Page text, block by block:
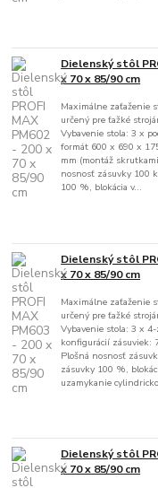
Dielenský stôl
x 70 x 85/90 cm
Maximálne zaťaženie
určený pre ťažké
Vybavenie stola: 3 x
formát 600 x 690 x
mm (montáž
nosnosť zásuvky 100
100 %, blokácia v...
Dielenský stôl
x 70 x 85/90 cm
Maximálne zaťaženie
určený pre ťažké
Vybavenie stola: 3 x
konfigurácií zásuviek:
Plošná nosnosť
zásuvky 100 %,
uzamykanie
Dielenský stôl
x 70 x 85/90 cm